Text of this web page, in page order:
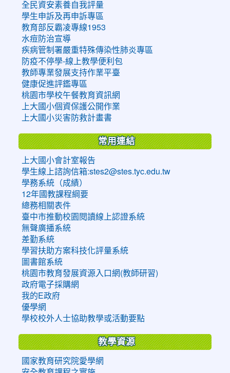
全民資安素養自我評量
學生申訴及再申訴專區
教育部反霸凌專線1953
水痘防治宣導
疾病管制署嚴重特殊傳染性肺炎專區
防疫不停學-線上教學便利包
教師專業發展支持作業平臺
健康促進評鑑專區
桃園市學校午餐教育資訊網
上大國小個資保護公開作業
上大國小災害防救計畫書
常用連結
上大國小會計室報告
學生線上諮詢信箱:stes2@stes.tyc.edu.tw
學務系統（成績）
12年國教課程綱要
總務相關表件
臺中市推動校園閱讀線上認證系統
無聲廣播系統
差勤系統
學習扶助方案科技化評量系統
圖書館系統
桃園市教育發展資源入口網(教師研習)
政府電子採購網
我的E政府
優學網
學校校外人士協助教學或活動要點
教學資源
國家教育研究院愛學網